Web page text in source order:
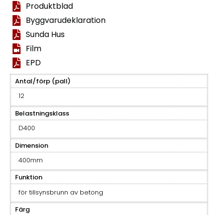
Produktblad
Byggvarudeklaration
Sunda Hus
Film
EPD
Antal/förp (pall)
12
Belastningsklass
D400
Dimension
400mm
Funktion
för tillsynsbrunn av betong
Färg